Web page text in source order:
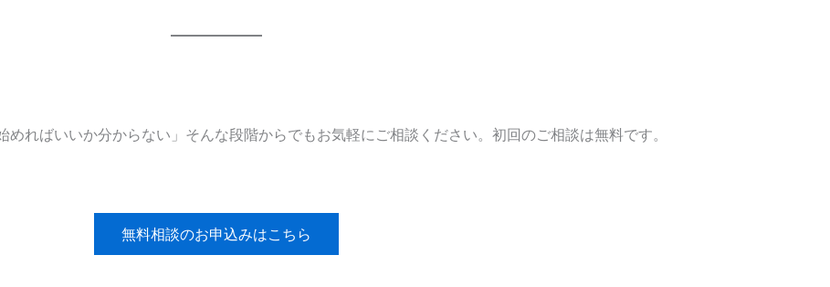
めればいいか分からない」そんな段階からでもお気軽にご相談ください。初回のご相談は無料です。
無料相談のお申込みはこちら